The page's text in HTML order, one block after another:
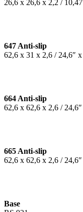
26,6 x 26,6 x 2,2 /
647 Anti-slip
62,6 x 31 x 2,6 / 24,6″
664 Anti-slip
62,6 x 62,6 x 2,6 /
665 Anti-slip
62,6 x 62,6 x 2,6 /
Base